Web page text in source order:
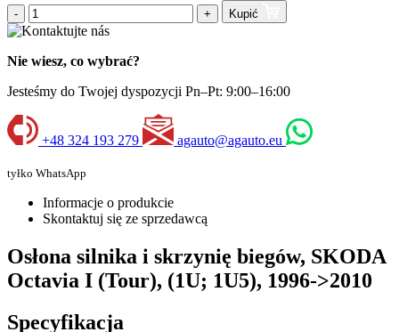
- + Kupić
Nie wiesz, co wybrać?
Jesteśmy do Twojej dyspozycji Pn–Pt: 9:00–16:00
+48 324 193 279 agauto@agauto.eu
tyłko WhatsApp
Informacje o produkcie
Skontaktuj się ze sprzedawcą
Osłona silnika i skrzynię biegów, SKODA
Octavia I (Tour), (1U; 1U5), 1996->2010
Specyfikacja